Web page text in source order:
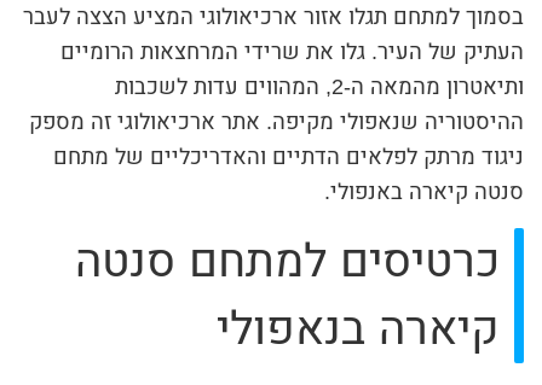
בסמוך למתחם תגלו אזור ארכיאולוגי המציע הצצה לעבר
העתיק של העיר. גלו את שרידי המרחצאות הרומיים
ותיאטרון מהמאה ה-2, המהווים עדות לשכבות
ההיסטוריה שנאפולי מקיפה. אתר ארכיאולוגי זה מספק
ניגוד מרתק לפלאים הדתיים והאדריכליים של מתחם
סנטה קיארה באנפולי.
כרטיסים למתחם סנטה
קיארה בנאפולי